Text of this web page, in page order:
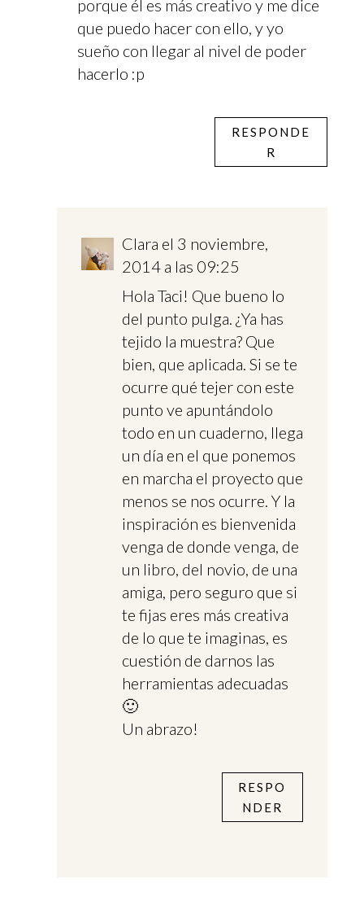
porque él es más creativo y me dice
que puedo hacer con ello, y yo
sueño con llegar al nivel de poder
hacerlo :p
RESPONDE
R
Clara el 3 noviembre,
2014 a las 09:25
Hola Taci! Que bueno lo
del punto pulga. ¿Ya has
tejido la muestra? Que
bien, que aplicada. Si se te
ocurre qué tejer con este
punto ve apuntándolo
todo en un cuaderno, llega
un día en el que ponemos
en marcha el proyecto que
menos se nos ocurre. Y la
inspiración es bienvenida
venga de donde venga, de
un libro, del novio, de una
amiga, pero seguro que si
te fijas eres más creativa
de lo que te imaginas, es
cuestión de darnos las
herramientas adecuadas
🙂
Un abrazo!
RESPO
NDER